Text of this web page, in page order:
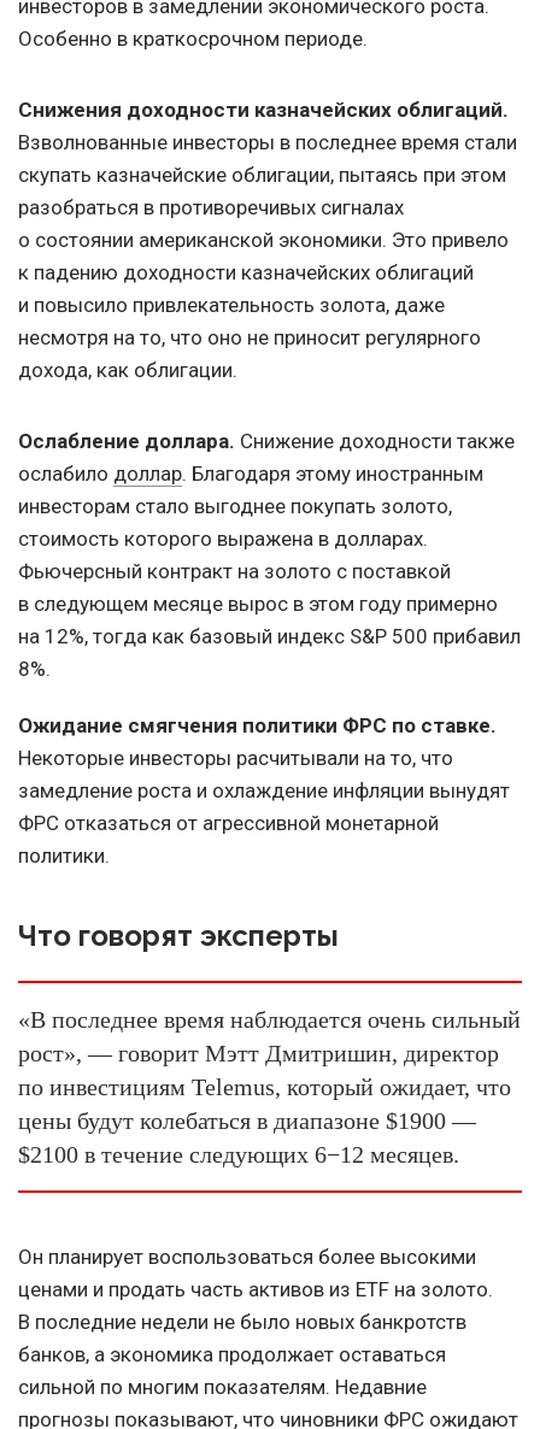
инвесторов в замедлении экономического роста.
Особенно в краткосрочном периоде.
Снижения доходности казначейских облигаций.
Взволнованные инвесторы в последнее время стали
скупать казначейские облигации, пытаясь при этом
разобраться в противоречивых сигналах
о состоянии американской экономики. Это привело
к падению доходности казначейских облигаций
и повысило привлекательность золота, даже
несмотря на то, что оно не приносит регулярного
дохода, как облигации.
Ослабление доллара. Снижение доходности также
ослабило доллар. Благодаря этому иностранным
инвесторам стало выгоднее покупать золото,
стоимость которого выражена в долларах.
Фьючерсный контракт на золото с поставкой
в следующем месяце вырос в этом году примерно
на 12%, тогда как базовый индекс S&P 500 прибавил
8%.
Ожидание смягчения политики ФРС по ставке.
Некоторые инвесторы расчитывали на то, что
замедление роста и охлаждение инфляции вынудят
ФРС отказаться от агрессивной монетарной
политики.
Что говорят эксперты
«В последнее время наблюдается очень сильный
рост», — говорит Мэтт Дмитришин, директор
по инвестициям Telemus, который ожидает, что
цены будут колебаться в диапазоне $1900 —
$2100 в течение следующих 6−12 месяцев.
Он планирует воспользоваться более высокими
ценами и продать часть активов из ETF на золото.
В последние недели не было новых банкротств
банков, а экономика продолжает оставаться
сильной по многим показателям. Недавние
прогнозы показывают, что чиновники ФРС ожидают